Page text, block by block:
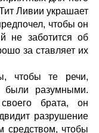
Ливии украшает
чтобы он
не заботится об
за ставляет их
чтобы те речи,
были разумными.
брата, он
разрушение
средством, чтобы